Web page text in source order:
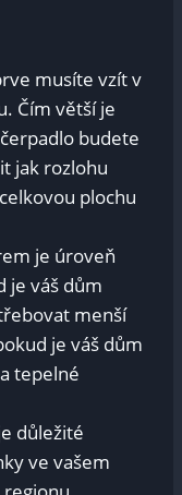
musíte vzít v
Čím větší je
budete
jak rozlohu
plochu
je úroveň
je váš dům
menší
je váš dům
tepelné
důležité
ve vašem